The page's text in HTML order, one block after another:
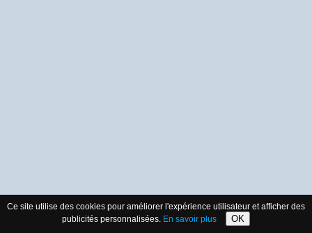
Ce site utilise des cookies pour améliorer l'expérience utilisateur et afficher des
publicités personnalisées. En savoir plus OK